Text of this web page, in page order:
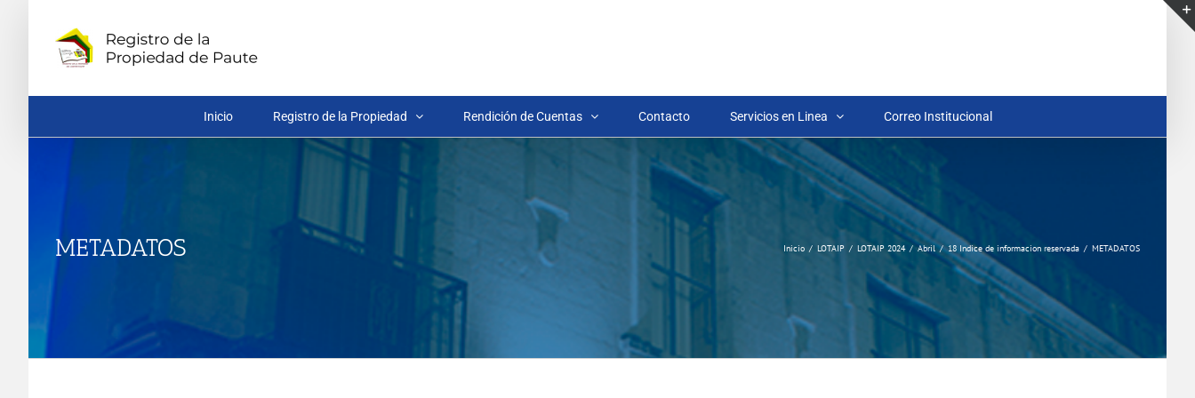
contenido
Inicio Registro de la Propiedad Rendición de Cuentas Contacto Servicios en Linea Correo Institucional
METADATOS Inicio LOTAIP LOTAIP 2024 Abril 18 Indice de informacion reservada METADATOS